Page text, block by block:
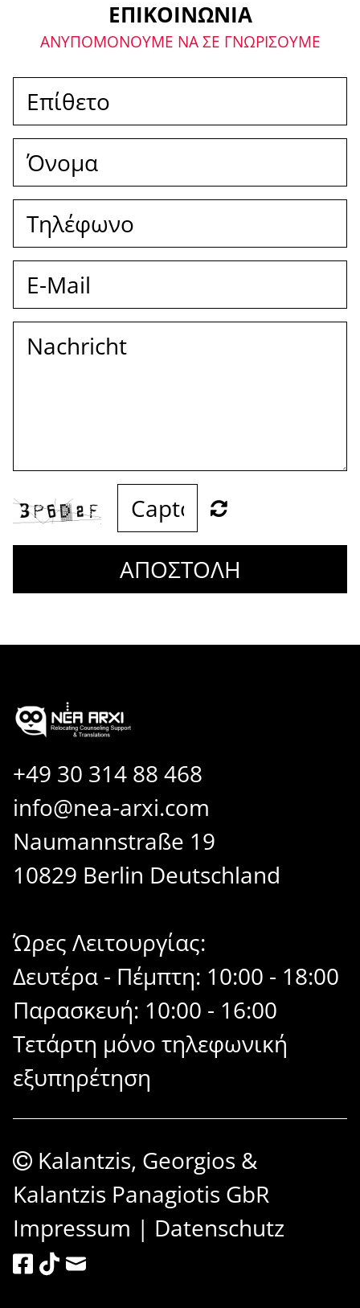
ΕΠΙΚΟΙΝΩΝΙΑ
ΑΝΥΠΟΜΟΝΟΥΜΕ ΝΑ ΣΕ ΓΝΩΡΙΣΟΥΜΕ
ΑΠΟΣΤΟΛΗ
+49 30 314 88 468
info@nea-arxi.com
Naumannstraße 19
10829 Berlin Deutschland
Ώρες Λειτουργίας:
Δευτέρα - Πέμπτη: 10:00 - 18:00
Παρασκευή: 10:00 - 16:00
Τετάρτη μόνο τηλεφωνική
εξυπηρέτηση
Kalantzis, Georgios &
Kalantzis Panagiotis GbR
Impressum | Datenschutz